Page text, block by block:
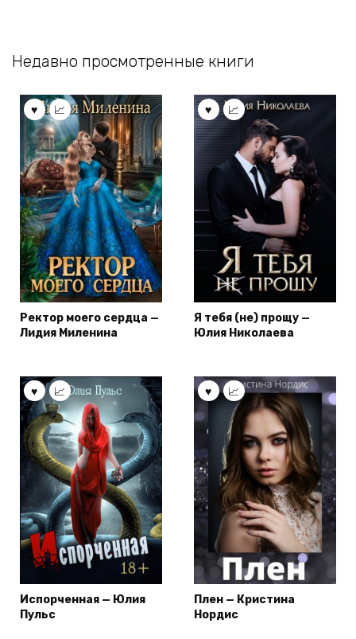
Недавно просмотренные книги
Ректор моего сердца —
Лидия Миленина
Я тебя (не) прощу —
Юлия Николаева
Испорченная — Юлия
Пульс
Плен — Кристина
Нордис